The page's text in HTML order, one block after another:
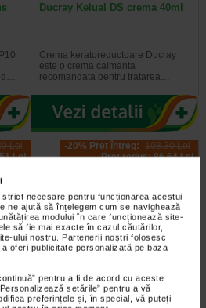
necesare pentru funcționarea acestui
ne ajută să înțelegem cum se navighează
modului în care funcționează site-
să fie mai exacte în cazul căutărilor,
ului nostru. Partenerii noștri folosesc
oferi publicitate personalizată pe baza
pentru a fi de acord cu aceste
setările” pentru a vă
preferințele și, în special, vă puteți
Ducray Kelual DS crema 40ml
Crema keratoreductoare Ducray
este o crema calmanta
recomandata pentru tratarea…
Lei
Lei
ml
-20% Preț întreg: 108.30 Lei
Preț redus: 86.64 Lei
Solutie Micelara X 500 ml